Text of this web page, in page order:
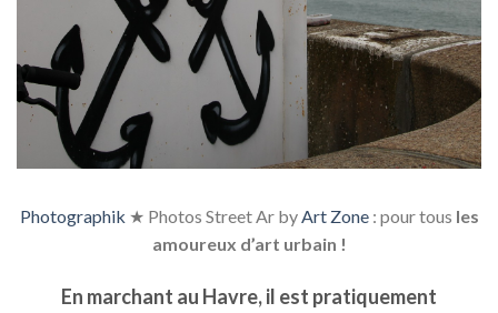
Photographik ★ Photos Street Ar byArt Zone: pour tous les
amoureux d’art urbain !
En marchant au Havre, il est pratiquement